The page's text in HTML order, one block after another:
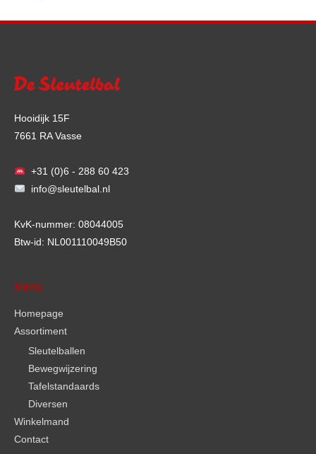
Hooidijk 15F
7661 RA Vasse
+31 (0)6 - 288 60 423
info@sleutelbal.nl
KvK-nummer: 08044005
Btw-id: NL001110049B50
Menu
Homepage
Assortiment
Sleutelballen
Bewegwijzering
Tafelstandaards
Diversen
Winkelmand
Contact